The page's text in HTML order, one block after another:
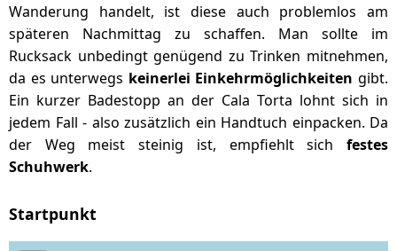
Wanderung handelt, ist diese auch problemlos am
späteren Nachmittag zu schaffen. Man sollte im
Rucksack unbedingt genügend zu Trinken mitnehmen,
da es unterwegs keinerlei Einkehrmöglichkeiten gibt.
Ein kurzer Badestopp an der Cala Torta lohnt sich in
jedem Fall - also zusätzlich ein Handtuch einpacken. Da
der Weg meist steinig ist, empfiehlt sich festes
Schuhwerk.
Startpunkt